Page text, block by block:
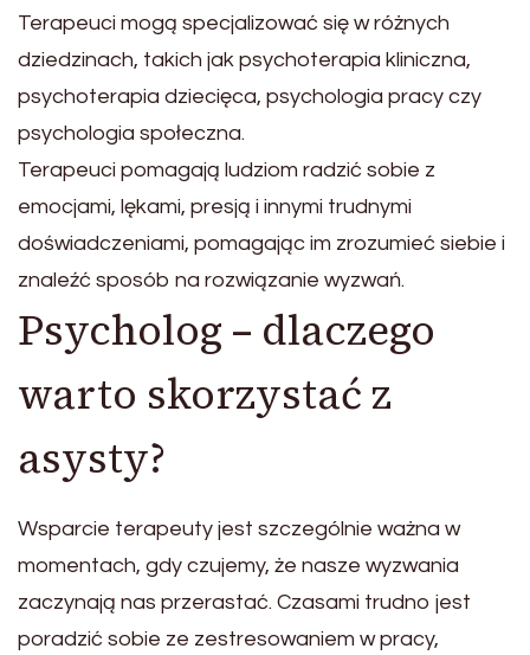
Terapeuci mogą specjalizować się w różnych
dziedzinach, takich jak psychoterapia kliniczna,
psychoterapia dziecięca, psychologia pracy czy
psychologia społeczna.
Terapeuci pomagają ludziom radzić sobie z
emocjami, lękami, presją i innymi trudnymi
doświadczeniami, pomagając im zrozumieć siebie i
znaleźć sposób na rozwiązanie wyzwań.
Psycholog – dlaczego
warto skorzystać z
asysty?
Wsparcie terapeuty jest szczególnie ważna w
momentach, gdy czujemy, że nasze wyzwania
zaczynają nas przerastać. Czasami trudno jest
poradzić sobie ze zestresowaniem w pracy,